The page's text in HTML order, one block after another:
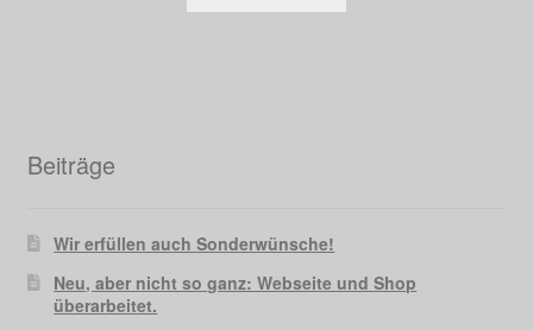
Beiträge
Wir erfüllen auch Sonderwünsche!
Neu, aber nicht so ganz: Webseite und Shop
überarbeitet.